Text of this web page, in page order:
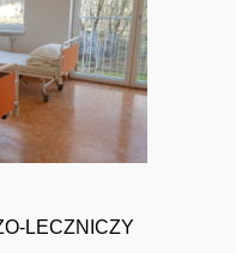
LECZNICZY